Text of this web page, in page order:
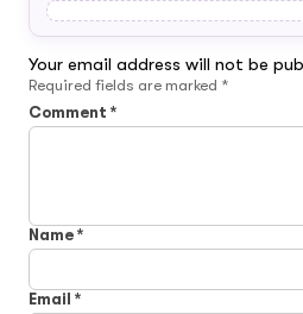
Your email address will not be
Required fields are marked *
Comment *
Name *
Email *